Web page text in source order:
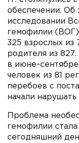
обеспечении. Об
исследовании
гемофилии
325 взрослых из
родителя из
в июне–сентябре
человек из 81
перебоев с
начали
Проблема
гемофилии
сегодняшний